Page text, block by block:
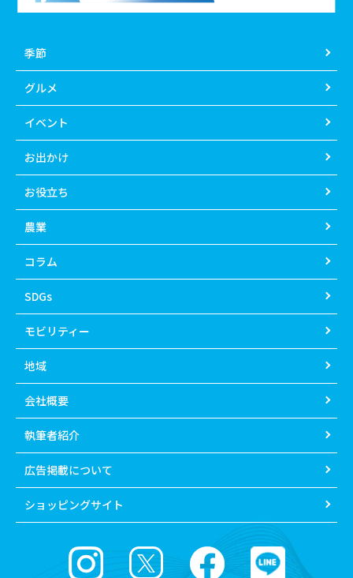
季節
グルメ
イベント
お出かけ
お役立ち
農業
コラム
SDGs
モビリティー
地域
会社概要
執筆者紹介
広告掲載について
ショッピングサイト